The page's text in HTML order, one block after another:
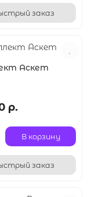
заказ
Аскет
р.
В корзину
заказ